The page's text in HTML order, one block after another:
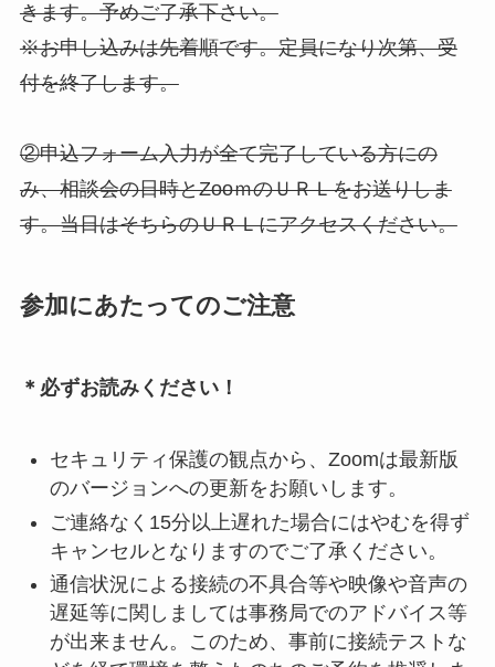
きます。予めご了承下さい。
※お申し込みは先着順です。定員になり次第、受
付を終了します。
②申込フォーム入力が全て完了している方にの
み、相談会の日時とZooｍのＵＲＬをお送りしま
す。当日はそちらのＵＲＬにアクセスください。
参加にあたってのご注意
＊必ずお読みください！
セキュリティ保護の観点から、Zoomは最新版
のバージョンへの更新をお願いします。
ご連絡なく15分以上遅れた場合にはやむを得ず
キャンセルとなりますのでご了承ください。
通信状況による接続の不具合等や映像や音声の
遅延等に関しましては事務局でのアドバイス等
が出来ません。このため、事前に接続テストな